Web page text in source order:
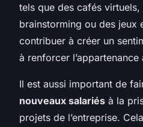
tels que des cafés virtuels,
brainstorming ou des jeux
contribuer à créer un
à renforcer l’appartenance
Il est aussi important de
nouveaux salariés à la
projets de l’entreprise.